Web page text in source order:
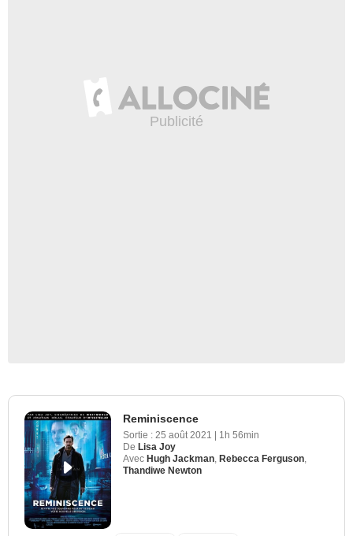
Reminiscence
Sortie : 25 août 2021 | 1h 56min
De Lisa Joy
Avec Hugh Jackman Rebecca Ferguson
Thandiwe Newton